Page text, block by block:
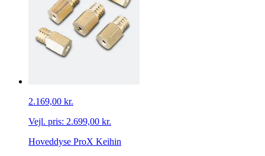
2.169,00 kr.
Vejl. pris: 2.699,00 kr.
Hoveddyse ProX Keihin